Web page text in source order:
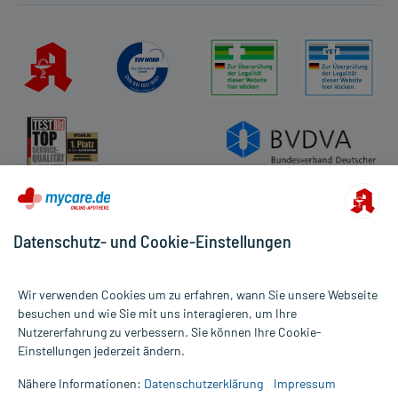
Nebenwirkungen:
Welche unerwünschten Wirkungen können auftreten?
- Kopfschmerzen
- Schläfrigkeit
- Mundtrockenheit
- Müdigkeit
- Abgeschlagenheit
- Erbrechen
- Verstopfung
- Schläfrigkeit
- Ein- und Durchschlafstörung
Impressum
Datenschutz
Cookie-Einstellungen
Rückgabe/Widerruf
Alle Preise gelten inkl. MwSt., ggf. zzgl. Versandkosten
Informationen auf dieser Website werden ausschließlich für
die Untersuchung und Behandlung durch einen Arzt. Bitte
Datenschutz- und Cookie-Einstellungen
Wir verwenden Cookies um zu erfahren, wann Sie unsere Webseite
besuchen und wie Sie mit uns interagieren, um Ihre
Nutzererfahrung zu verbessern. Sie können Ihre Cookie-
Einstellungen jederzeit ändern.
Nähere Informationen: Datenschutzerklärung Impressum